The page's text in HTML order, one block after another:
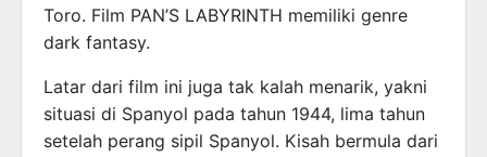
Toro. Film PAN’S LABYRINTH memiliki genre
dark fantasy.
Latar dari film ini juga tak kalah menarik, yakni
situasi di Spanyol pada tahun 1944, lima tahun
setelah perang sipil Spanyol. Kisah bermula dari